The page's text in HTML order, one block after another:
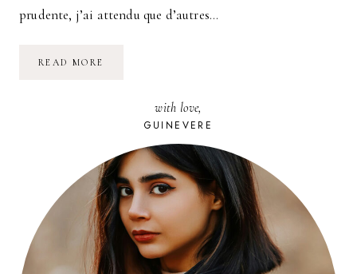
prudente, j’ai attendu que d’autres…
READ MORE
D’ÉRABLE.
with love,
GUINEVERE